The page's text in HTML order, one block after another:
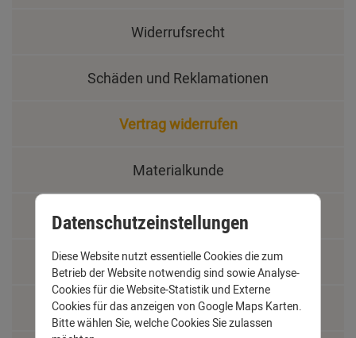
Widerrufsrecht
Schäden und Reklamationen
Vertrag widerrufen
Materialkunde
Fachbegriffe
Jobs
Montage und Installationshilfen
Datenschutzeinstellungen
Diese Website nutzt essentielle Cookies die zum
Betrieb der Website notwendig sind sowie Analyse-
Cookies für die Website-Statistik und Externe
Cookies für das anzeigen von Google Maps Karten.
Bitte wählen Sie, welche Cookies Sie zulassen